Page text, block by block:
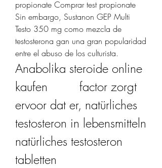
propionate Comprar test propionate
Sin embargo, Sustanon GEP Multi
Testo 350 mg como mezcla de
testosterona gan una gran popularidad
entre el abuso de los culturista.
Anabolika steroide online
kaufen         factor zorgt
ervoor dat er, natürliches
testosteron in lebensmitteln
natürliches testosteron
tabletten